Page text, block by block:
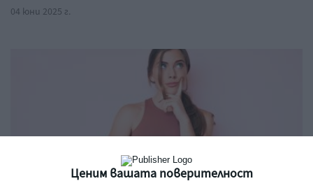
Ценим вашата поверителност
04 юни 2025 г.